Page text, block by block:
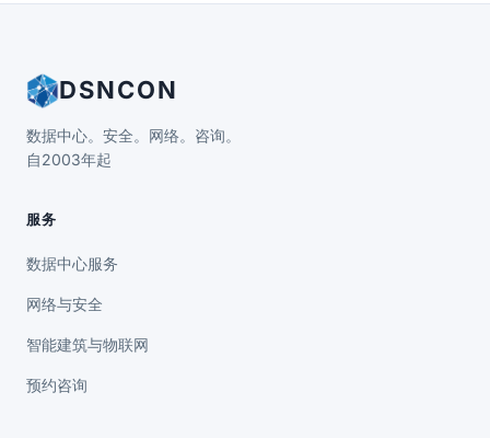
DSNCON
数据中心。安全。网络。咨询。
自2003年起
服务
数据中心服务
网络与安全
智能建筑与物联网
预约咨询